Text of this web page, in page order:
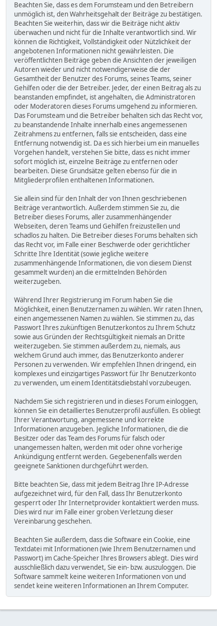
Beachten Sie, dass es dem Forumsteam und den Betreibern
unmöglich ist, den Wahrheitsgehalt der Beiträge zu bestätigen.
Beachten Sie weiterhin, dass wir die Beiträge nicht aktiv
überwachen und nicht für die Inhalte verantwortlich sind. Wir
können die Richtigkeit, Vollständigkeit oder Nützlichkeit der
angebotenen Informationen nicht gewährleisten. Die
veröffentlichten Beiträge geben die Ansichten der jeweiligen
Autoren wieder und nicht notwendigerweise die der
Gesamtheit der Benutzer des Forums, seines Teams, seiner
Gehilfen oder die der Betreiber. Jeder, der einen Beitrag als zu
beanstanden empfindet, ist angehalten, die Administratoren
oder Moderatoren dieses Forums umgehend zu informieren.
Das Forumsteam und die Betreiber behalten sich das Recht vor,
zu beanstandende Inhalte innerhalb eines angemessenen
Zeitrahmens zu entfernen, falls sie entscheiden, dass eine
Entfernung notwendig ist. Da es sich hierbei um ein manuelles
Vorgehen handelt, verstehen Sie bitte, dass es nicht immer
sofort möglich ist, einzelne Beiträge zu entfernen oder
bearbeiten. Diese Grundsätze gelten ebenso für die in
Mitgliederprofilen enthaltenen Informationen.
Sie allein sind für den Inhalt der von Ihnen geschriebenen
Beiträge verantwortlich. Außerdem stimmen Sie zu, die
Betreiber dieses Forums, aller zusammenhängender
Webseiten, deren Teams und Gehilfen freizustellen und
schadlos zu halten. Die Betreiber dieses Forums behalten sich
das Recht vor, im Falle einer Beschwerde oder gerichtlicher
Schritte Ihre Identität (sowie jegliche weitere
zusammenhängende Informationen, die von diesem Dienst
gesammelt wurden) an die ermittelnden Behörden
weiterzugeben.
Während Ihrer Registrierung im Forum haben Sie die
Möglichkeit, einen Benutzernamen zu wählen. Wir raten Ihnen,
einen angemessenen Namen zu wählen. Sie stimmen zu, das
Passwort Ihres zukünftigen Benutzerkontos zu Ihrem Schutz
sowie aus Gründen der Rechtsgültigkeit niemals an Dritte
weiterzugeben. Sie stimmen außerdem zu, niemals, aus
welchem Grund auch immer, das Benutzerkonto anderer
Personen zu verwenden. Wir empfehlen Ihnen dringend, ein
komplexes und einzigartiges Passwort für Ihr Benutzerkonto
zu verwenden, um einem Identitätsdiebstahl vorzubeugen.
Nachdem Sie sich registrieren und in dieses Forum einloggen,
können Sie ein detailliertes Benutzerprofil ausfüllen. Es obliegt
Ihrer Verantwortung, angemessene und korrekte
Informationen anzugeben. Jegliche Informationen, die die
Besitzer oder das Team des Forums für falsch oder
unangemessen halten, werden mit oder ohne vorherige
Ankündigung entfernt werden. Gegebenenfalls werden
geeignete Sanktionen durchgeführt werden.
Bitte beachten Sie, dass mit jedem Beitrag Ihre IP-Adresse
aufgezeichnet wird, für den Fall, dass Ihr Benutzerkonto
gesperrt oder Ihr Internetprovider kontaktiert werden muss.
Dies wird nur im Falle einer groben Verletzung dieser
Vereinbarung geschehen.
Beachten Sie außerdem, dass die Software ein Cookie, eine
Textdatei mit Informationen (wie Ihrem Benutzernamen und
Passwort) im Cache-Speicher Ihres Browsers ablegt. Dies wird
ausschließlich dazu verwendet, Sie ein- bzw. auszuloggen. Die
Software sammelt keine weiteren Informationen von und
sendet keine weiteren Informationen an Ihrem Computer.